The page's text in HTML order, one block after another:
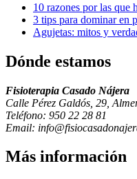
10 razones por las que
3 tips para dominar en
Agujetas: mitos y
Dónde estamos
Fisioterapia Casado Nájera
Calle Pérez Galdós, 29,
Teléfono: 950 22 28 81
Email:
Más información